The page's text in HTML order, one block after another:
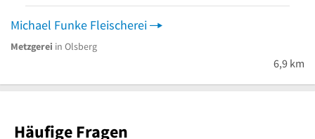
Michael Funke Fleischerei
Metzgerei in Olsberg
6,9 km
Häufige Fragen